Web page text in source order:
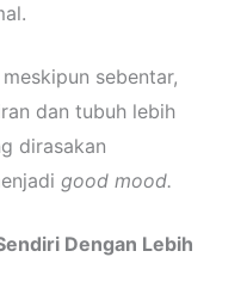
meskipun sebentar,
dan tubuh lebih
dirasakan
good mood.
Dengan Lebih